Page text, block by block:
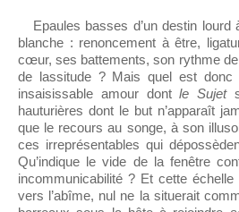
Epaules basses d’un destin lourd
blanche : renoncement à être,
cœur, ses battements, son rythme de
de lassitude ? Mais quel est
insaisissable amour dontle Sujet
hauturières dont le but n’apparaît
que le recours au songe, à son
ces irreprésentables qui
Qu’indique le vide de la fenêtre
incommunicabilité ? Et cette
vers l’abîme, nul ne la situerait